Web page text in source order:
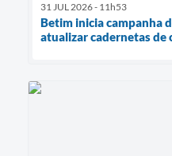
31 JUL 2026 - 11h53
Betim inicia campanha
atualizar cadernetas de